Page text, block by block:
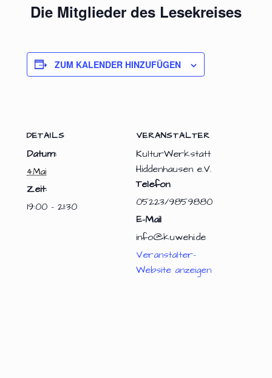
Die Mitglieder des Lesekreises
ZUM KALENDER HINZUFÜGEN
DETAILS
Datum:
4.Mai
Zeit:
19:00 - 21:30
VERANSTALTER
KulturWerkstatt
Hiddenhausen e.V.
Telefon
05223/9859880
E-Mail
info@kuwehi.de
Veranstalter-
Website anzeigen